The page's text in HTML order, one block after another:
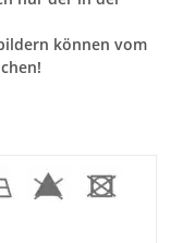
können vom